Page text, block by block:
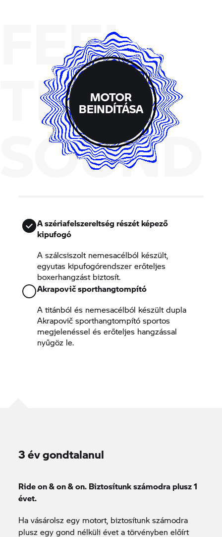
FEEL
THE
SOUND
MOTOR
BEINDÍTÁSA
A szériafelszereltség részét képező
kipufogó
A szálcsiszolt nemesacélból készült,
egyutas kipufogórendszer erőteljes
boxerhangzást biztosít.
Akrapovič sporthangtompító
A titánból és nemesacélból készült dupla
Akrapovič sporthangtompító sportos
megjelenéssel és erőteljes hangzással
nyűgöz le.
3 év gondtalanul
Ride on & on & on. Biztosítunk számodra plusz 1
évet.
Ha vásárolsz egy motort, biztosítunk számodra
plusz egy gond nélküli évet a törvényben előírt